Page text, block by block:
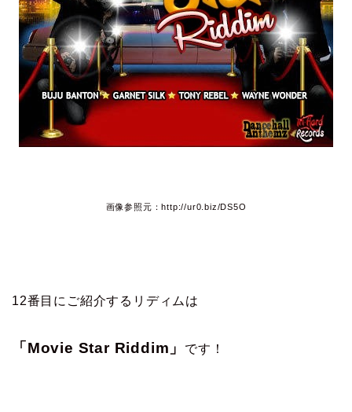
画像参照元：http://ur0.biz/DS5O
12番目にご紹介するリディムは
「Movie Star Riddim」 です！